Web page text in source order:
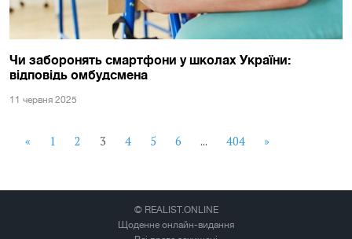
Чи заборонять смартфони у школах України:
відповідь омбудсмена
11 червня 2025
« 1 2 3 4 5 6 ... 404 »
© REALIST.ONLINE
Щоденне онлайн-видання